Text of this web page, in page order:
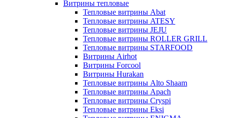
Витрины тепловые
Тепловые витрины Abat
Тепловые витрины ATESY
Тепловые витрины JEJU
Тепловые витрины ROLLER GRILL
Тепловые витрины STARFOOD
Витрины Airhot
Витрины Forcool
Витрины Hurakan
Тепловые витрины Alto Shaam
Тепловые витрины Apach
Тепловые витрины Cryspi
Тепловые витрины Eksi